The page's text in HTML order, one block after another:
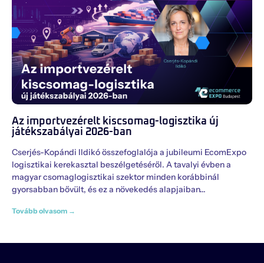
Az importvezérelt kiscsomag-logisztika új
játékszabályai 2026-ban
Cserjés-Kopándi Ildikó összefoglalója a jubileumi EcomExpo
logisztikai kerekasztal beszélgetéséről. A tavalyi évben a
magyar csomaglogisztikai szektor minden korábbinál
gyorsabban bővült, és ez a növekedés alapjaiban
Tovább olvasom →